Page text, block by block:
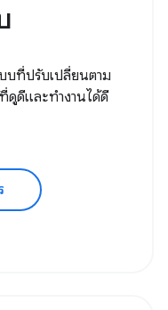
บที่ปรับเปลี่ยนตาม
ดูดีและทำงานได้ดี